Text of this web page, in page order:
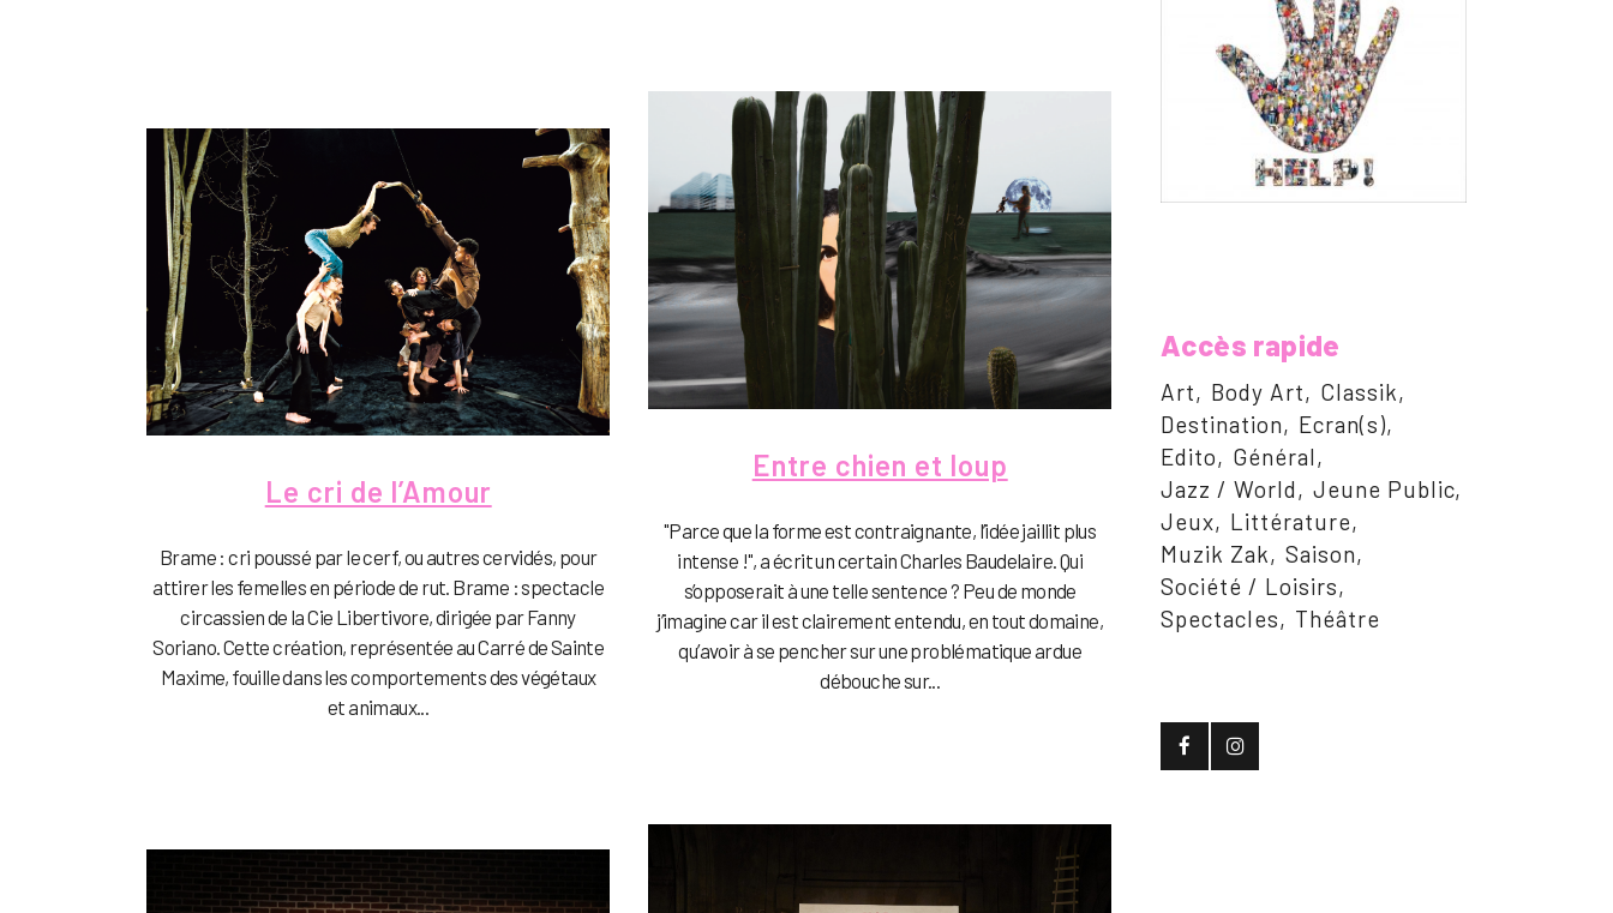
Entre chien et loup
"Parce que la forme est contraignante, l’idée jaillit plus
intense !", a écrit un certain Charles Baudelaire. Qui
s’opposerait à une telle sentence ? Peu de monde
j’imagine car il est clairement entendu, en tout domaine,
qu’avoir à se pencher sur une problématique ardue
débouche sur...
Le cri de l’Amour
Brame : cri poussé par le cerf, ou autres cervidés, pour
attirer les femelles en période de rut. Brame : spectacle
circassien de la Cie Libertivore, dirigée par Fanny
Soriano. Cette création, représentée au Carré de Sainte
Maxime, fouille dans les comportements des végétaux
et animaux...
Accès rapide
Art Body Art
Classik
Destination
Ecran(s)
Edito
Général
Jazz / World
Jeune Public
Jeux
Littérature
Muzik Zak
Saison
Société / Loisirs
Spectacles
Théâtre